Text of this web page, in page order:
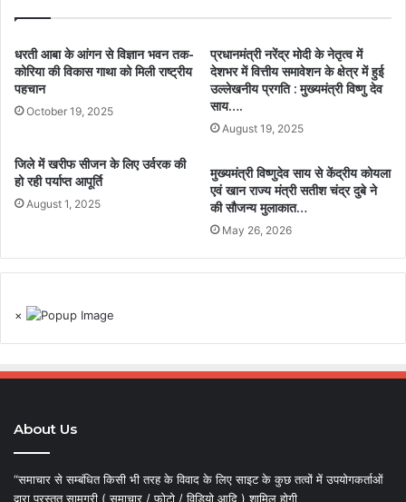
धरती आबा के आंगन से विज्ञान भवन तक-
कोरिया की विकास गाथा को मिली राष्ट्रीय
पहचान
October 19, 2025
प्रधानमंत्री नरेंद्र मोदी के नेतृत्व में
देशभर में वित्तीय समावेशन के क्षेत्र में हुई
उल्लेखनीय प्रगति : मुख्यमंत्री विष्णु देव
साय….
August 19, 2025
जिले में खरीफ सीजन के लिए उर्वरक की
हो रही पर्याप्त आपूर्ति
August 1, 2025
मुख्यमंत्री विष्णुदेव साय से केंद्रीय कोयला
एवं खान राज्य मंत्री सतीश चंद्र दुबे ने
की सौजन्य मुलाकात…
May 26, 2026
×
About Us
“समाचार से सम्बंधित किसी भी तरह के विवाद के लिए साइट के कुछ तत्वों में उपयोगकर्ताओं
द्वारा प्रस्तुत सामग्री ( समाचार / फोटो / विडियो आदि ) शामिल होगी